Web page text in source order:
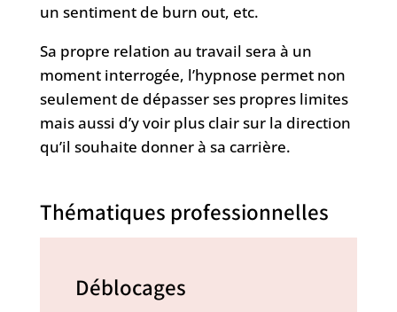
un sentiment de burn out, etc.
Sa propre relation au travail sera à un
moment interrogée, l’hypnose permet non
seulement de dépasser ses propres limites
mais aussi d’y voir plus clair sur la direction
qu’il souhaite donner à sa carrière.
Thématiques professionnelles
Déblocages